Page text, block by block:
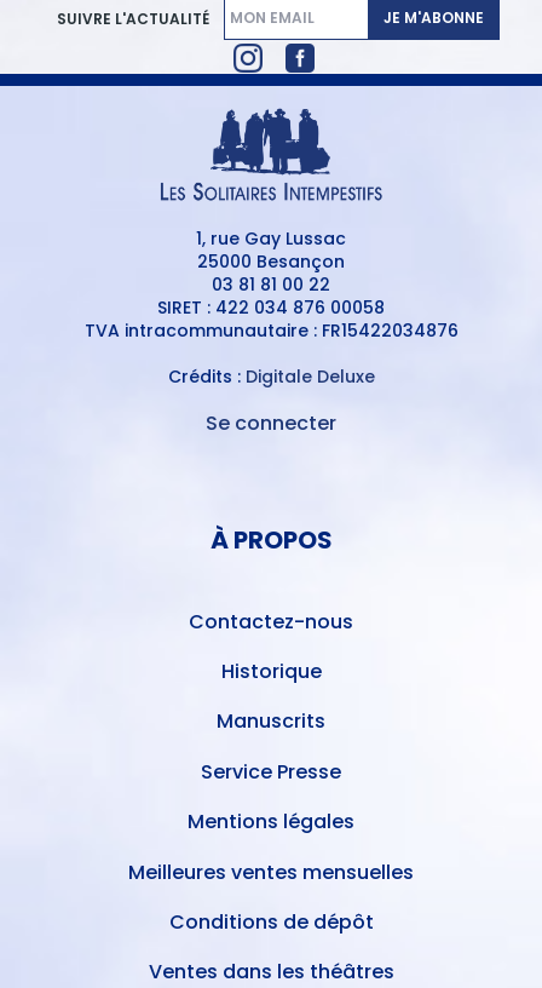
SUIVRE L'ACTUALITÉ JE M'ABONNE
1, rue Gay Lussac
25000 Besançon
03 81 81 00 22
SIRET : 422 034 876 00058
TVA intracommunautaire : FR15422034876
Crédits : Digitale Deluxe
Se connecter
À PROPOS
Contactez-nous
Historique
Manuscrits
Service Presse
Mentions légales
Meilleures ventes mensuelles
Conditions de dépôt
Ventes dans les théâtres